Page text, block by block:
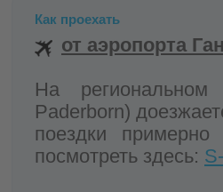
Как проехать
от аэропорта
На
Paderborn)
поездки
посмотреть здесь: